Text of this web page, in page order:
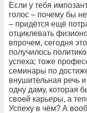
Если у тебя
голос – почему бы
– придётся ещё
отциклевать
впрочем, сегодня
получилось
успеха; тоже
семинары по
внушительная речь
одну даму, которая
своей карьеры, а
Успеху в чём? А